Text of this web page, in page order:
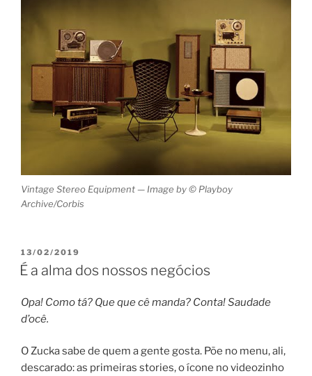
Vintage Stereo Equipment — Image by © Playboy
Archive/Corbis
POSTED
ON
13/02/2019
É a alma dos nossos negócios
Opa! Como tá? Que que cê manda? Conta! Saudade
d’ocê.
O Zucka sabe de quem a gente gosta. Põe no menu, ali,
descarado: as primeiras stories, o ícone no videozinho